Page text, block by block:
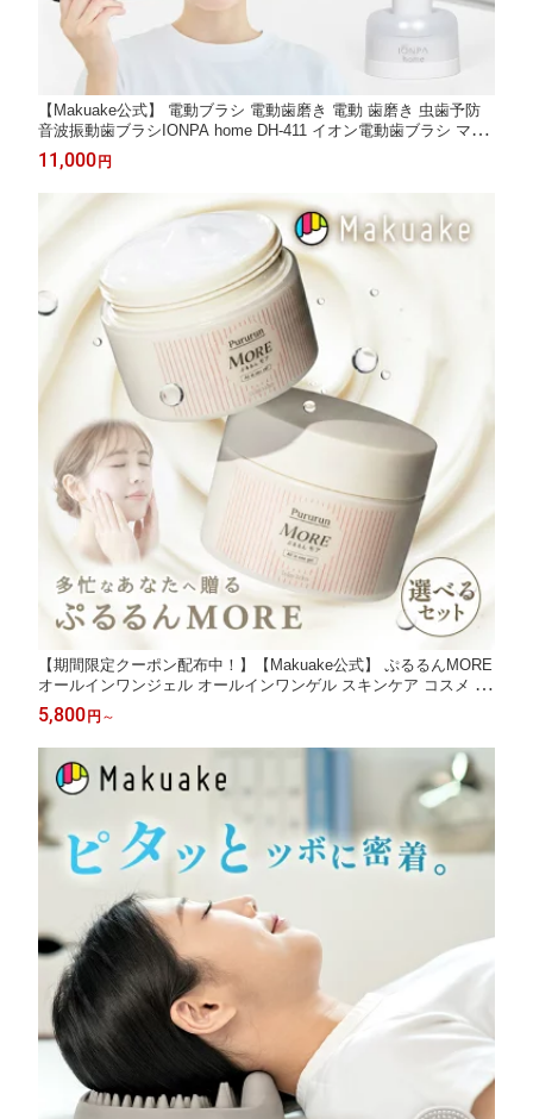
【Makuake公式】 電動ブラシ 電動歯磨き 電動 歯磨き 虫歯予防
音波振動歯ブラシIONPA home DH-411 イオン電動歯ブラシ マイ
ナスイオン 歯垢 歯石 高機能 タイマー付き 音波振動 健康 歯の健
康 電動ブラシ Makuake マクアケ
11,000 円
【期間限定クーポン配布中！】【Makuake公式】 ぷるるんMORE
オールインワンジェル オールインワンゲル スキンケア コスメ 化
粧水 乳液 クリーム オールインワン 保湿 ハリ つや 肌 乾燥 透明
感 潤い 化粧品 1個 3個セット ラッピング無料 ギフト マクアケ M
akuake
5,800 円 ～